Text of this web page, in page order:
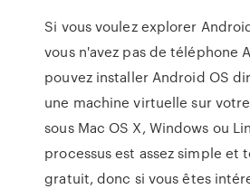
Si vous voulez explorer
vous n'avez pas de téléphone
pouvez installer Android OS
une machine virtuelle sur
sous Mac OS X, Windows ou
processus est assez simple et
gratuit, donc si vous êtes